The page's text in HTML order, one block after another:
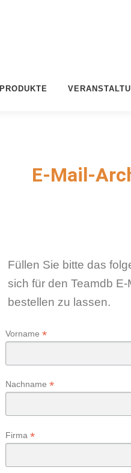
PRODUKTE
E-Mail-
Füllen Sie bitte das
sich für den Teamdb
bestellen zu lassen.
Vorname *
Nachname *
Firma *